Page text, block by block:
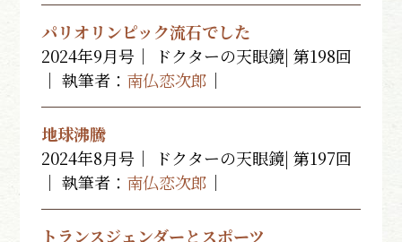
パリオリンピック流石でした
2024年9月号｜ ドクターの天眼鏡| 第198回
｜ 執筆者： 南仏恋次郎 ｜
地球沸騰
2024年8月号｜ ドクターの天眼鏡| 第197回
｜ 執筆者： 南仏恋次郎 ｜
トランスジェンダーとスポーツ